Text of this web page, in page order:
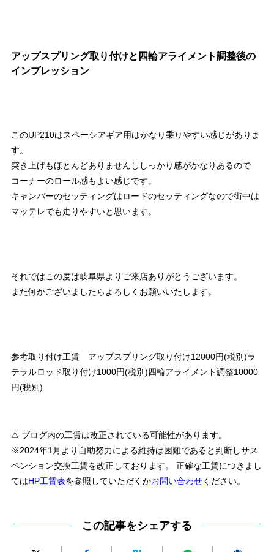
アップスプリング取り付けと四輪アライメント調整後の
インプレッション
このUP210はスペーシアギア用はかなり乗りやすい感じがありま
す。
突き上げもほとんどありませんししっかり感がかなりあるので
コーナーのロール感もよい感じです。
キャンバーのセッティングはロードのセッティングなので街中は
マッテレでも走りやすいと思います。
それではこの度は岐阜県よりご来店ありがとうございます。
また何かございましたらよろしくお願いいたします。
参考取り付け工賃 アップスプリング取り付け12000円(税別)ラ
テラルロッド取り付け1000円(税別)四輪アライメント調整10000
円(税別)
⚠ ブログ内の工賃は改正されている可能性があります。
※2024年1月より自助努力による維持は困難であると判断しサス
ペンション交換工賃を改正しております。 正確な工賃につきまし
てはHP工賃表を参照していただくかお問い合わせください。
この記事をシェアする